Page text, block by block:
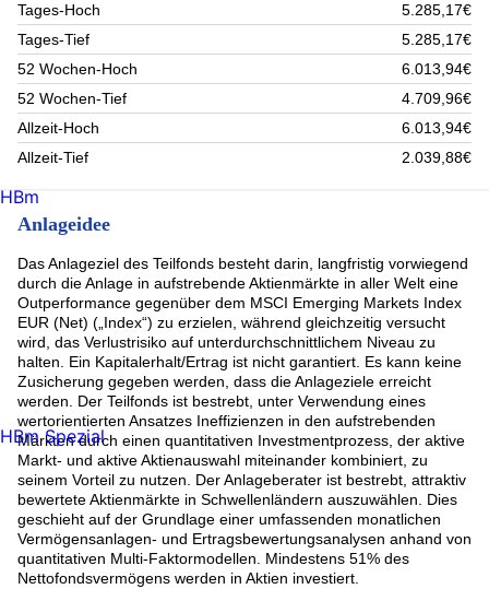
ENDEAVOUR MINING (1.12%)
LINGOHR-SYSTEMATIC-INVEST Inhaber-Anteile I (1.11%)
Gl.Adv.-Lin.Eme.Mar.Val. Actions Nom. P Acc.EUR o.N.
(1.09%)
Rio Tinto PLC (1.09%)
Gl.Adv. Fds-Lingo.Gl.Sm.Cap V. Namens-Anteile EUR S o.N.
(1.07%)
HEIDELBERG MATERIALS AG (1.06%)
Taiwan Semiconductor Rpr5Shs (1.02%)
BROADCOM ORD (0.99%)
Lam Research Corporation (0.93%)
Rest (65.83%)
Tages-Hoch
5.285,17€
Tages-Tief
5.285,17€
52 Wochen-Hoch
6.013,94€
52 Wochen-Tief
4.709,96€
Allzeit-Hoch
6.013,94€
Allzeit-Tief
2.039,88€
Anlageidee
Das Anlageziel des Teilfonds besteht darin, langfristig vorwiegend
durch die Anlage in aufstrebende Aktienmärkte in aller Welt eine
Outperformance gegenüber dem MSCI Emerging Markets Index
EUR (Net) („Index“) zu erzielen, während gleichzeitig versucht
wird, das Verlustrisiko auf unterdurchschnittlichem Niveau zu
halten. Ein Kapitalerhalt/Ertrag ist nicht garantiert. Es kann keine
Zusicherung gegeben werden, dass die Anlageziele erreicht
werden. Der Teilfonds ist bestrebt, unter Verwendung eines
wertorientierten Ansatzes Ineffizienzen in den aufstrebenden
Märkten durch einen quantitativen Investmentprozess, der aktive
Markt- und aktive Aktienauswahl miteinander kombiniert, zu
seinem Vorteil zu nutzen. Der Anlageberater ist bestrebt, attraktiv
bewertete Aktienmärkte in Schwellenländern auszuwählen. Dies
geschieht auf der Grundlage einer umfassenden monatlichen
Vermögensanlagen- und Ertragsbewertungsanalysen anhand von
quantitativen Multi-Faktormodellen. Mindestens 51% des
Nettofondsvermögens werden in Aktien investiert.
HBm
HBm Spezial